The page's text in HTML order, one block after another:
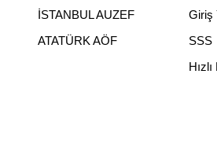
İSTANBUL AUZEF
ATATÜRK AÖF
Giriş
SSS